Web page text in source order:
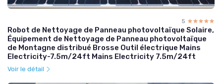
5 ☆☆☆☆☆
★★★★★
Robot de Nettoyage de Panneau photovoltaïque Solaire,
Équipement de Nettoyage de Panneau photovoltaïque
de Montagne distribué Brosse Outil électrique Mains
Electricity-7.5m/24ft Mains Electricity 7.5m/24ft
Voir le détail